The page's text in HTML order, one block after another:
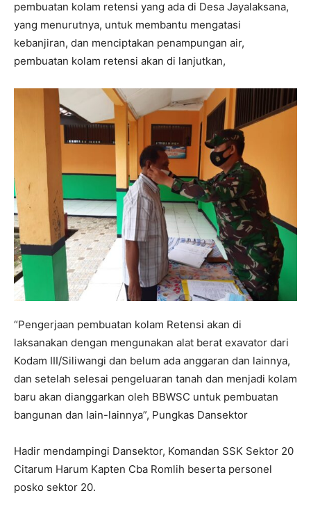
pembuatan kolam retensi yang ada di Desa Jayalaksana,
yang menurutnya, untuk membantu mengatasi
kebanjiran, dan menciptakan penampungan air,
pembuatan kolam retensi akan di lanjutkan,
“Pengerjaan pembuatan kolam Retensi akan di
laksanakan dengan mengunakan alat berat exavator dari
Kodam III/Siliwangi dan belum ada anggaran dan lainnya,
dan setelah selesai pengeluaran tanah dan menjadi kolam
baru akan dianggarkan oleh BBWSC untuk pembuatan
bangunan dan lain-lainnya”, Pungkas Dansektor
Hadir mendampingi Dansektor, Komandan SSK Sektor 20
Citarum Harum Kapten Cba Romlih beserta personel
posko sektor 20.